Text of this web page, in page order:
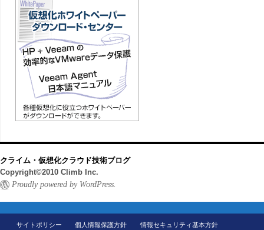
クライム・仮想化クラウド技術ブログ
Copyright©2010 Climb Inc.
Proudly powered by WordPress.
サイトポリシー 個人情報保護方針 情報セキュリティ基本方針